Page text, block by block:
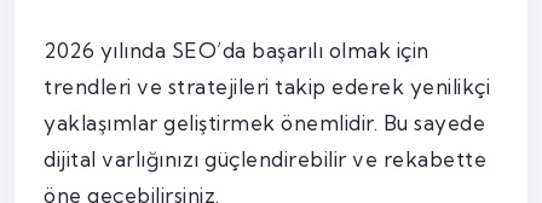
2026 yılında SEO’da başarılı olmak için
trendleri ve stratejileri takip ederek yenilikçi
yaklaşımlar geliştirmek önemlidir. Bu sayede
dijital varlığınızı güçlendirebilir ve rekabette
öne geçebilirsiniz.